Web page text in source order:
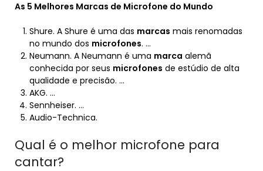
As 5 Melhores Marcas de Microfone do Mundo
Shure. A Shure é uma das marcas mais renomadas
no mundo dos microfones. …
Neumann. A Neumann é uma marca alemã
conhecida por seus microfones de estúdio de alta
qualidade e precisão. …
AKG. …
Sennheiser. …
Audio-Technica.
Qual é o melhor microfone para
cantar?